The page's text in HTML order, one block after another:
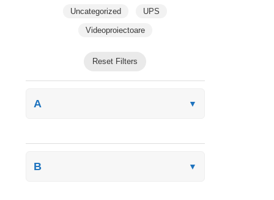
Uncategorized UPS
Videoproiectoare
Reset Filters
A ▼
B ▼